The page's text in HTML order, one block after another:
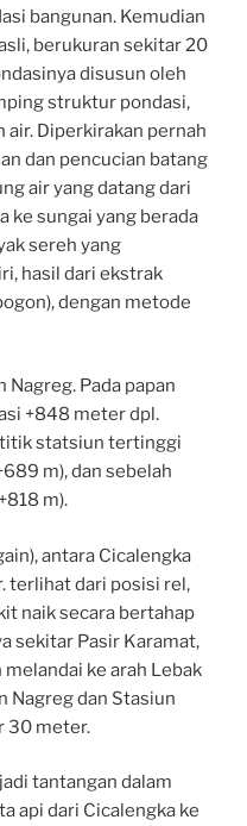
bangunan. Kemudian
berukuran sekitar 20
disusun oleh
struktur pondasi,
Diperkirakan pernah
dan pencucian batang
air yang datang dari
ke sungai yang berada
sereh yang
hasil dari ekstrak
dengan metode
Pada papan
+848 meter dpl.
titik statsiun tertinggi
m), dan sebelah
m).
antara Cicalengka
terlihat dari posisi rel,
naik secara bertahap
sekitar Pasir Karamat,
ke arah Lebak
Nagreg dan Stasiun
30 meter.
tantangan dalam
api dari Cicalengka ke